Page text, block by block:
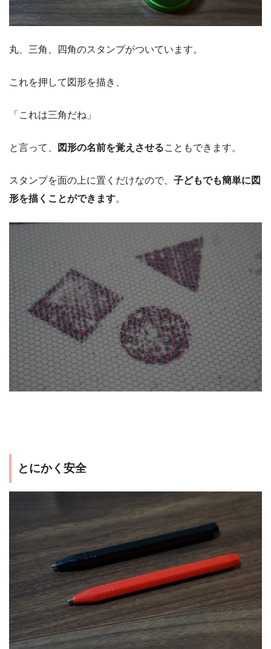
丸、三角、四角のスタンプがついています。
これを押して図形を描き、
「これは三角だね」
と言って、 図形の名前を覚えさせることもできます。
スタンプを面の上に置くだけなので、 子どもでも簡単に図
形を描くことができます。
とにかく安全